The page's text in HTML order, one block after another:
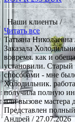
Наши клиенты /
Читать все
Татьяна Николаевна
Заказала
вовремя. как и
установили.
способами - мне
Холодильник.
получила полную
или вызове мастера
Представлен
Андрей / 27.07.2026